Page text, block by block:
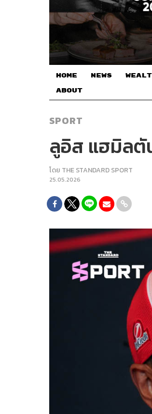
HOME NEWS
ABOUT
SPORT
ลูอิส แฮมิลตั
โดย THE STANDARD SPORT
25.05.2026